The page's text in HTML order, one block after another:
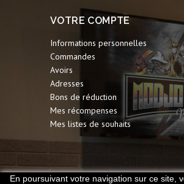
VOTRE COMPTE
Informations personnelles
Commandes
Avoirs
Adresses
Bons de réduction
Mes récompenses
Mes listes de souhaits
En poursuivant votre navigation sur ce site,